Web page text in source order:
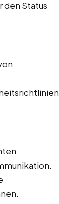
den Status